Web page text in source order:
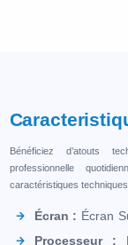
Bénéficiez d’atouts
professionnelle
caractéristiques
Écran : Écran
Processeur :